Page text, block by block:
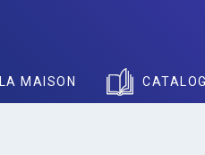
LA MAISON